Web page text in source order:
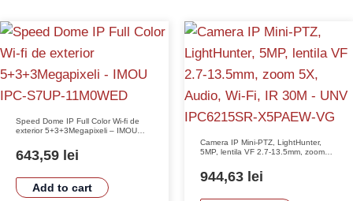
Speed Dome IP Full Color Wi-fi de
exterior 5+3+3Megapixeli – IMOU
643,59 lei
Add to cart
Camera IP Mini-PTZ, LightHunter,
5MP, lentila VF 2.7-13.5mm, zoom
IPC6215SR-X5PAEW-VG
944,63 lei